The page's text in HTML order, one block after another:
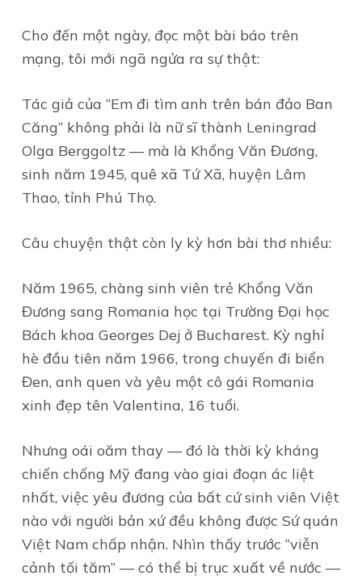
Cho đến một ngày, đọc một bài báo trên
mạng, tôi mới ngã ngửa ra sự thật:
Tác giả của “Em đi tìm anh trên bán đảo Ban
Căng” không phải là nữ sĩ thành Leningrad
Olga Berggoltz — mà là Khổng Văn Đương,
sinh năm 1945, quê xã Tứ Xã, huyện Lâm
Thao, tỉnh Phú Thọ.
Câu chuyện thật còn ly kỳ hơn bài thơ nhiều:
Năm 1965, chàng sinh viên trẻ Khổng Văn
Đương sang Romania học tại Trường Đại học
Bách khoa Georges Dej ở Bucharest. Kỳ nghỉ
hè đầu tiên năm 1966, trong chuyến đi biển
Đen, anh quen và yêu một cô gái Romania
xinh đẹp tên Valentina, 16 tuổi.
Nhưng oái oăm thay — đó là thời kỳ kháng
chiến chống Mỹ đang vào giai đoạn ác liệt
nhất, việc yêu đương của bất cứ sinh viên Việt
nào với người bản xứ đều không được Sứ quán
Việt Nam chấp nhận. Nhìn thấy trước “viễn
cảnh tối tăm” — có thể bị trục xuất về nước —